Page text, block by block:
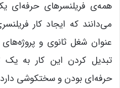
همه‌ی فریلنسرهای حرفه‌ای
می‌دانند که ایجاد کار
عنوان شغل ثانوی و
تبدیل کردن این کار به
حرفه‌ای بودن و سختکوشی